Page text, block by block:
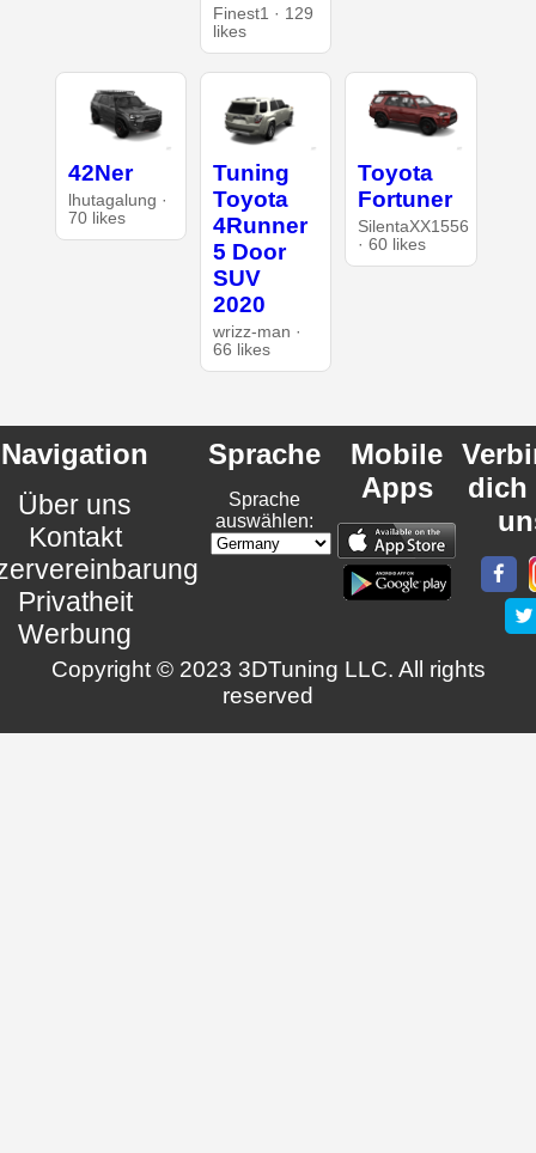
Finest1 · 129
likes
42Ner
lhutagalung ·
70 likes
Tuning
Toyota
4Runner
5 Door
SUV
2020
wrizz-man ·
66 likes
Toyota
Fortuner
SilentaXX1556
· 60 likes
Navigation
Über uns
Kontakt
Privatheit
Werbung
Sprache
Sprache
auswählen:
Mobile
Apps
dich
Copyright © 2023 3DTuning LLC. All rights
reserved